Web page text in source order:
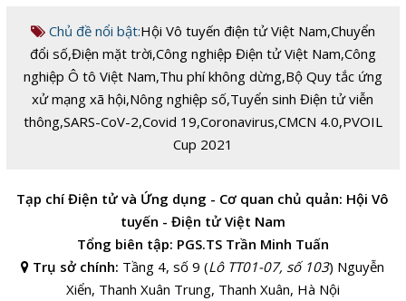
Chủ đề nổi bật:Hội Vô tuyến điện tử Việt Nam,Chuyển
đổi số,Điện mặt trời,Công nghiệp Điện tử Việt Nam,Công
nghiệp Ô tô Việt Nam,Thu phí không dừng,Bộ Quy tắc ứng
xử mạng xã hội,Nông nghiệp số,Tuyển sinh Điện tử viễn
thông,SARS-CoV-2,Covid 19,Coronavirus,CMCN 4.0,PVOIL
Cup 2021
Tạp chí Điện tử và Ứng dụng - Cơ quan chủ quản: Hội Vô
tuyến - Điện tử Việt Nam
Tổng biên tập: PGS.TS Trần Minh Tuấn
Trụ sở chính: Tầng 4, số 9 (Lô TT01-07, số 103) Nguyễn
Xiển, Thanh Xuân Trung, Thanh Xuân, Hà Nội